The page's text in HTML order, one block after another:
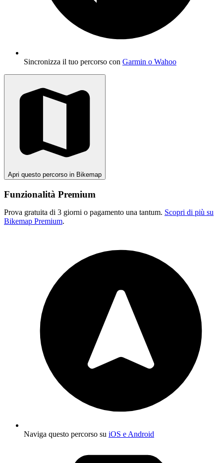
Sincronizza il tuo percorso con Garmin o Wahoo
Apri questo percorso in Bikemap
Funzionalità Premium
Prova gratuita di 3 giorni o pagamento una tantum. Scopri di più su
Bikemap Premium.
Naviga questo percorso su iOS e Android